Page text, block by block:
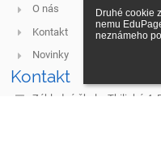
Druhé cookie
nemu
neznámeho
O nás
Kontakt
Novinky
Kontakt
Základná škola, Tbiliská 4,